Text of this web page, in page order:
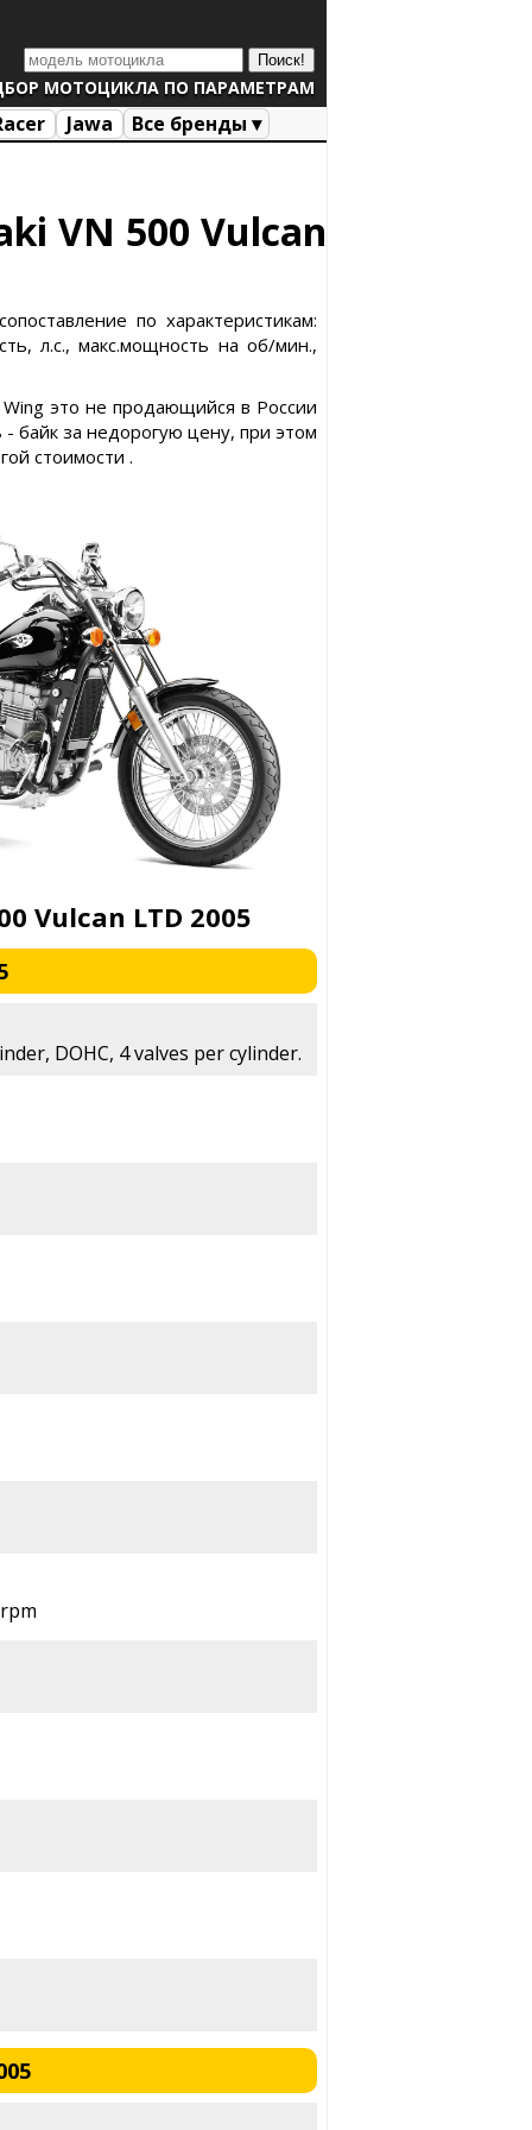
МОТОЦИКЛА ПО ПАРАМЕТРАМ
Jawa
Все бренды ▾
VN 500 Vulcan
по характеристикам:
л.с., макс.мощность на об/мин.,
Wing это не продающийся в России
байк за недорогую цену, при этом
стоимости .
Vulcan LTD 2005
DOHC, 4 valves per cylinder.